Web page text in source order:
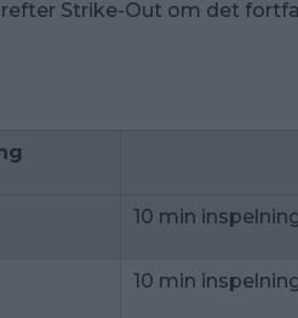
Strike-Out om det
10 min
10 min